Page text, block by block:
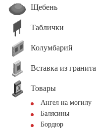
Щебень
Таблички
Колумбарий
Вставка из гранита
Товары
Ангел на могилу
Балясины
Бордюр